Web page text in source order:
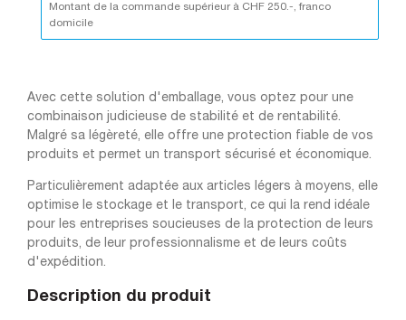
Montant de la commande supérieur à CHF 250.-, franco
domicile
Avec cette solution d'emballage, vous optez pour une
combinaison judicieuse de stabilité et de rentabilité.
Malgré sa légèreté, elle offre une protection fiable de vos
produits et permet un transport sécurisé et économique.
Particulièrement adaptée aux articles légers à moyens, elle
optimise le stockage et le transport, ce qui la rend idéale
pour les entreprises soucieuses de la protection de leurs
produits, de leur professionnalisme et de leurs coûts
d'expédition.
Description du produit